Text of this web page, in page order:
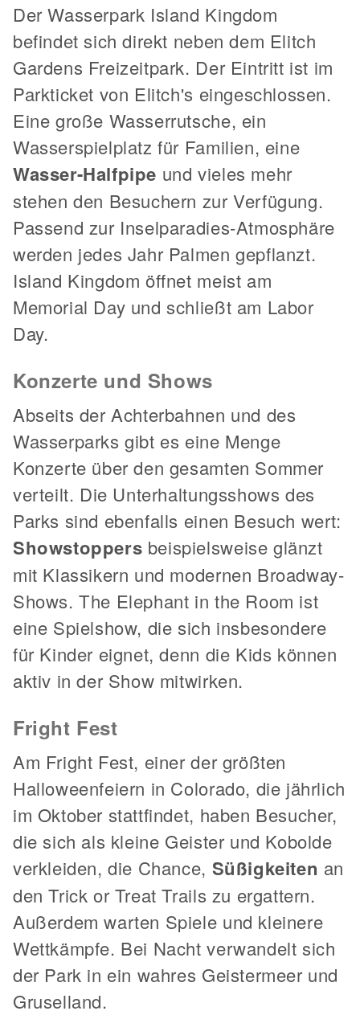
Der Wasserpark Island Kingdom
befindet sich direkt neben dem Elitch
Gardens Freizeitpark. Der Eintritt ist im
Parkticket von Elitch's eingeschlossen.
Eine große Wasserrutsche, ein
Wasserspielplatz für Familien, eine
Wasser-Halfpipe und vieles mehr
stehen den Besuchern zur Verfügung.
Passend zur Inselparadies-Atmosphäre
werden jedes Jahr Palmen gepflanzt.
Island Kingdom öffnet meist am
Memorial Day und schließt am Labor
Day.
Konzerte und Shows
Abseits der Achterbahnen und des
Wasserparks gibt es eine Menge
Konzerte über den gesamten Sommer
verteilt. Die Unterhaltungsshows des
Parks sind ebenfalls einen Besuch wert:
Showstoppers beispielsweise glänzt
mit Klassikern und modernen Broadway-
Shows. The Elephant in the Room ist
eine Spielshow, die sich insbesondere
für Kinder eignet, denn die Kids können
aktiv in der Show mitwirken.
Fright Fest
Am Fright Fest, einer der größten
Halloweenfeiern in Colorado, die jährlich
im Oktober stattfindet, haben Besucher,
die sich als kleine Geister und Kobolde
verkleiden, die Chance, Süßigkeiten an
den Trick or Treat Trails zu ergattern.
Außerdem warten Spiele und kleinere
Wettkämpfe. Bei Nacht verwandelt sich
der Park in ein wahres Geistermeer und
Gruselland.